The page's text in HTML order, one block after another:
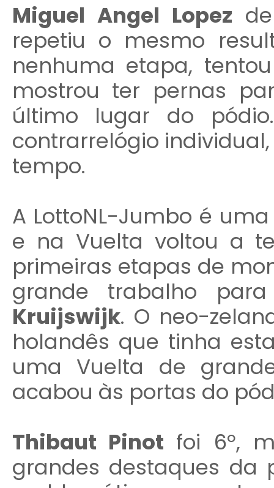
Miguel Angel Lopez
repetiu o mesmo
nenhuma etapa,
mostrou ter pernas
último lugar do
contrarrelógio
tempo.
A LottoNL-Jumbo é
e na Vuelta voltou a
primeiras etapas de
grande trabalho
Kruijswijk. O neo-
holandês que tinha
uma Vuelta de
acabou às portas do
Thibaut Pinot foi 6º,
grandes destaques da